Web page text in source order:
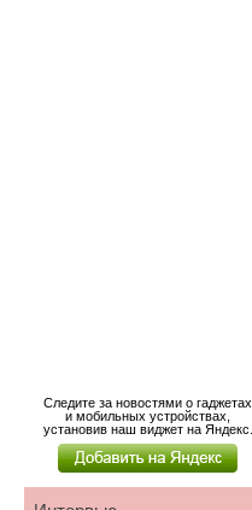
Следите за новостями о гаджетах
и мобильных устройствах,
установив наш виджет на Яндекс.